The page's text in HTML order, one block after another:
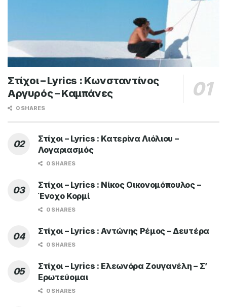
Στίχοι – Lyrics : Κωνσταντίνος
Αργυρός – Καμπάνες
0 SHARES
Στίχοι – Lyrics : Κατερίνα Λιόλιου –
Λογαριασμός
0 SHARES
Στίχοι – Lyrics : Νίκος Οικονομόπουλος –
Ένοχο Κορμί
0 SHARES
Στίχοι – Lyrics : Αντώνης Ρέμος – Δευτέρα
0 SHARES
Στίχοι – Lyrics : Ελεωνόρα Ζουγανέλη – Σ’
Ερωτεύομαι
0 SHARES